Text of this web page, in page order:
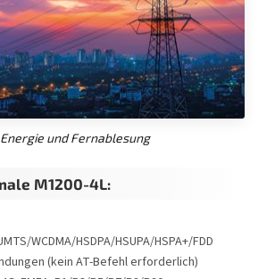
Energie und Fernablesung
M1200-4L:
WCDMA/HSDPA/HSUPA/HSPA+/FDD
(kein AT-Befehl erforderlich)